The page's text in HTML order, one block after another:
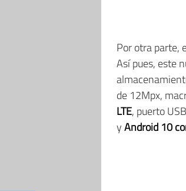
Por otra parte,
Así pues, este
de 12Mpx,
LTE, puerto
yAndroid 10